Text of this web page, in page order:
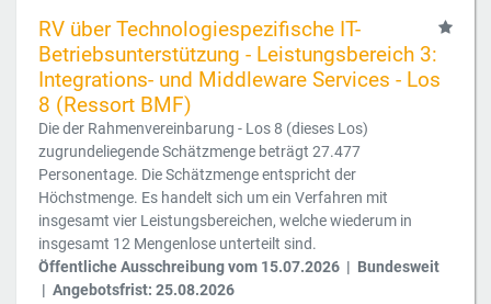
RV über Technologiespezifische IT-
Betriebsunterstützung - Leistungsbereich 3:
Integrations- und Middleware Services - Los
8 (Ressort BMF)
Die der Rahmenvereinbarung - Los 8 (dieses Los)
zugrundeliegende Schätzmenge beträgt 27.477
Personentage. Die Schätzmenge entspricht der
Höchstmenge. Es handelt sich um ein Verfahren mit
insgesamt vier Leistungsbereichen, welche wiederum in
insgesamt 12 Mengenlose unterteilt sind.
Öffentliche Ausschreibung vom 15.07.2026 | Bundesweit
| Angebotsfrist: 25.08.2026